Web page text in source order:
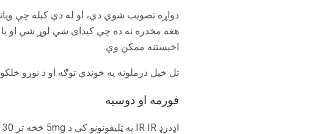
هغه مخدره نه ده چې کیدای شي لوړ شي او یا
اخیستنه ممکن وي.
تل خپل درملونه په خوندي توګه او د نورو
فورمه او دوسیه